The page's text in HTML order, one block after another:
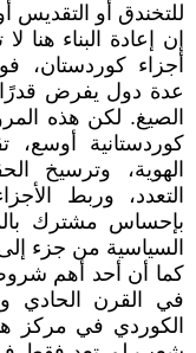
للتخندق أو التقديس
إن إعادة البناء
أجزاء كوردستان،
عدة دول يفرض قدرًا
الصيغ. لكن هذه
كوردستانية
الهوية، وترسيخ
التعدد، وربط
بإحساس مشترك
السياسية من جزء
كما أن أحد أهم
في القرن الحادي
الكوردي في مركز